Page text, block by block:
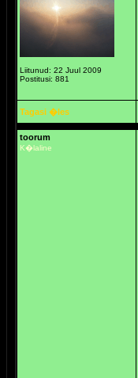
Liitunud: 22 Juul 2009
Postitusi: 881
Tagasi �les
toorum
K�laline